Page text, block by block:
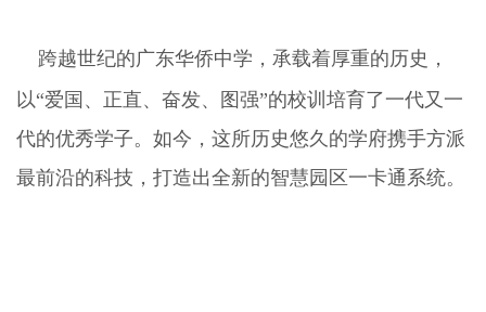
跨越世纪的广东华侨中学，承载着厚重的历史，
以“爱国、正直、奋发、图强”的校训培育了一代又一
代的优秀学子。如今，这所历史悠久的学府携手方派
最前沿的科技，打造出全新的智慧园区一卡通系统。